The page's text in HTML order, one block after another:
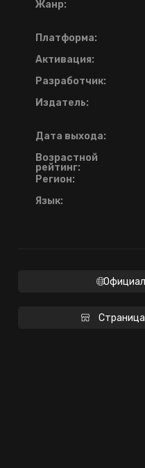
Жанр:
Платформа:
Активация:
Разработчик:
Издатель:
Дата выхода:
Возрастной
рейтинг:
Регион:
Язык: